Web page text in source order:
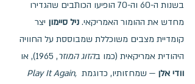
בשנות ה-60 וה-70 הופיעו הכותבים שהגדירו
מחדש את ההומור האמריקאי. ניל סיימון יצר
קומדיית מצבים משוכללת שמבוססת על החוויה
היהודית אמריקאית (כמו בהזוג המוזר, 1965), או
וודי אלן — שמחזותיו, כדוגמת Play It Again,